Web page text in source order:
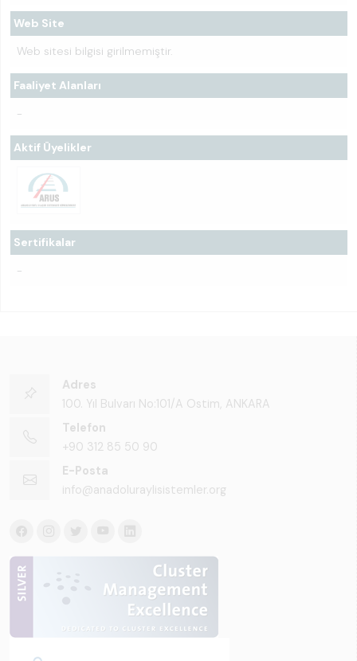
Web Site
Web sitesi bilgisi girilmemiştir.
Faaliyet Alanları
-
Aktif Üyelikler
Sertifikalar
-
Adres
100. Yıl Bulvarı No:101/A Ostim, ANKARA
Telefon
+90 312 85 50 90
E-Posta
info@anadoluraylisistemler.org